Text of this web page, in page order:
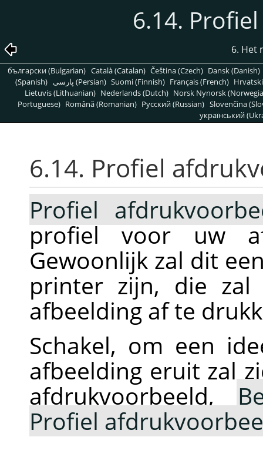
6.14.
6. Het
български (Bulgarian) Català (Catalan) Čeština (Czech) Dansk (Danish)
(Spanish)
پارسی (Persian) Suomi (Finnish) Français (French)
Lietuvis (Lithuanian) Nederlands (Dutch) Norsk Nynorsk
Portuguese) Română (Romanian) Pусский (Russian) Slovenčina
український
6.14. Profiel
Profiel
profiel voor uw
Gewoonlijk zal dit
printer zijn, die
afbeelding af te
Schakel, om een
afbeelding eruit zal
afdrukvoorbeeld,
Profiel